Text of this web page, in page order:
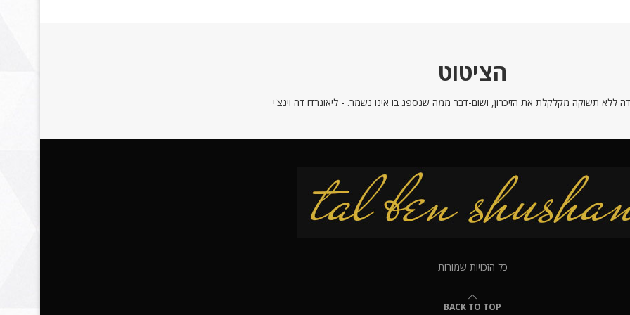
הציטוט
ללא תשוקה מקלקלת את הזיכרון, ושום-דבר ממה שנספג בו אינו נשמר. - ליאונרדו דה וינצ'י
כל הזכויות שמורות
BACK TO TOP